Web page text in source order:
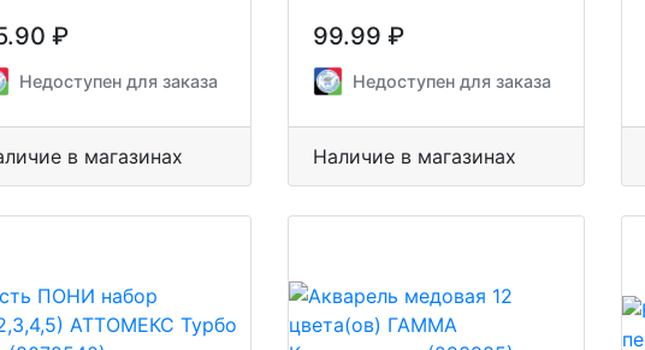
₽
Недоступен для заказа
в магазинах
99.99 ₽
Недоступен для заказа
Наличие в магазинах